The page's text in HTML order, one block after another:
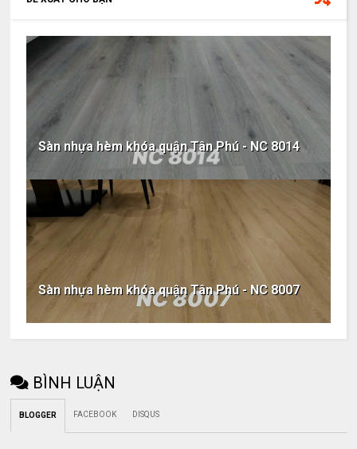
Sàn nhựa hèm khóa quận Tân Phú - NC 8014
Sàn nhựa hèm khóa quận Tân Phú - NC 8007
BÌNH LUẬN
BLOGGER FACEBOOK DISQUS